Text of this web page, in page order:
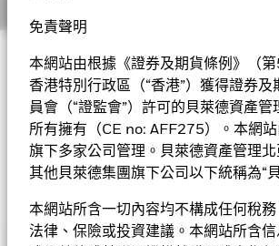
免責聲明
本網站由根據《證券及期貨條例》（
香港特別行政區（“香港”）獲得證券及
員會（“證監會”）許可的貝萊德資產管
所有擁有（CE no: AFF275）。本網站
旗下多家公司管理。貝萊德資產管理北
其他貝萊德集團旗下公司以下統稱為“
本網站所含一切內容均不構成任何稅務
法律、保險或投資建議。本網站所含
• 基金價值可升可跌，且可於短期內反覆，投
• 資者不應單憑此文件作投資決定。投資者
品資料概要以了解風險因素等詳情。
投資目標
歐元市場基金以盡量提高總回報為目標。基
資產投資於在歐洲經濟及貨幣聯盟（「歐洲
內的歐盟成員國註冊的公司的股本證券，投資
不限於）投資顧問認為 在可見將來有機會加
盟的歐盟成員國，以及以歐洲以外地區為基
貨 幣聯盟參與國從事大部份經濟活動的公司。
貝萊德歐元市場基金